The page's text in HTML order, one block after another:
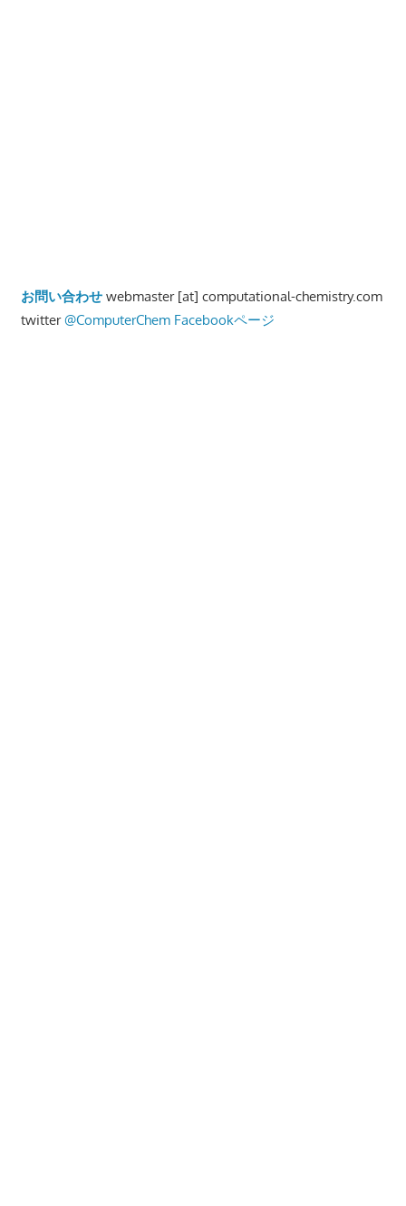
お問い合わせwebmaster [at] computational-chemistry.com
twitter@ComputerChem Facebookページ